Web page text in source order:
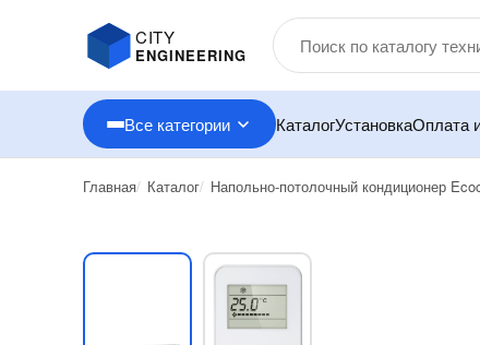
CITY
ENGINEERING
Все категории КаталогУстановкаОплата
Главная Каталог Напольно-потолочный кондиционер